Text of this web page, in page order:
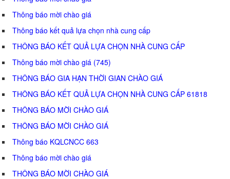
Thông báo mời chào giá
Thông báo kết quả lựa chọn nhà cung cấp
THÔNG BÁO KẾT QUẢ LỰA CHỌN NHÀ CUNG CẤP
Thông báo mời chào giá (745)
THÔNG BÁO GIA HẠN THỜI GIAN CHÀO GIÁ
THÔNG BÁO KẾT QUẢ LỰA CHỌN NHÀ CUNG CẤP 61818
THÔNG BÁO MỜI CHÀO GIÁ
THÔNG BÁO MỜI CHÀO GIÁ
Thông báo KQLCNCC 663
Thông báo mời chào giá
THÔNG BÁO MỜI CHÀO GIÁ